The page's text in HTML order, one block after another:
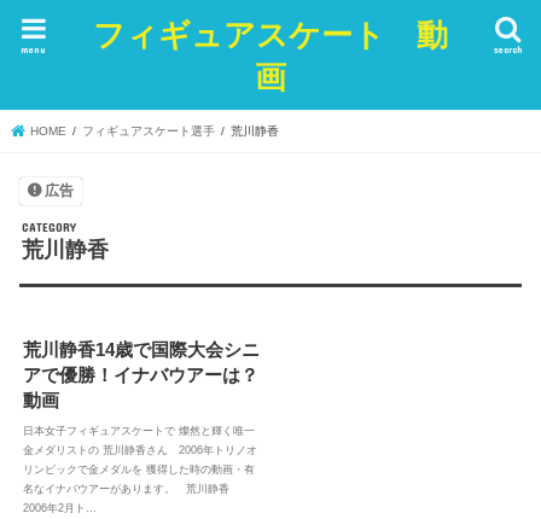
フィギュアスケート 動
画
search
menu
HOME フィギュアスケート選手 荒川静香
広告
荒川静香
荒川静香14歳で国際大会シニ
アで優勝！イナバウアーは？
動画
日本女子フィギュアスケートで 燦然と輝く唯一
金メダリストの 荒川静香さん 2006年トリノオ
リンピックで金メダルを 獲得した時の動画・有
名なイナバウアーがあります。 荒川静香
2006年2月ト…